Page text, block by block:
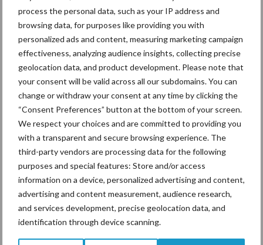
process the personal data, such as your IP address and
browsing data, for purposes like providing you with
personalized ads and content, measuring marketing campaign
effectiveness, analyzing audience insights, collecting precise
geolocation data, and product development. Please note that
your consent will be valid across all our subdomains. You can
change or withdraw your consent at any time by clicking the
“Consent Preferences” button at the bottom of your screen.
We respect your choices and are committed to providing you
with a transparent and secure browsing experience. The
third-party vendors are processing data for the following
purposes and special features: Store and/or access
information on a device, personalized advertising and content,
advertising and content measurement, audience research,
and services development, precise geolocation data, and
identification through device scanning.
overzicht maken. Uiteindelijk is mijn doel om met BoviLab de
transitieperiode te kunnen monitoren. Hierdoor kan ik
tekortkomingen in de transitieperiode boven water krijgen
voordat het daadwerkelijk misgaat. En daardoor kan ik de
veehouder veel ellende besparen.”
Tekst: Gerben Hofman
Beeld: Gerben Hofman en Klevet Koeienpraktijk
Aanbevolen voor jou!
Grondstoffenmarkt blijft
grillig: droogte en
geopolitiek houden handel
in de greep